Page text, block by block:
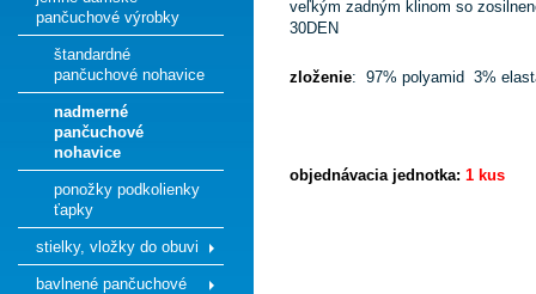
pančuchové výrobky
štandardné
pančuchové nohavice
nadmerné
pančuchové
nohavice
ponožky podkolienky
ťapky
stielky, vložky do obuvi
bavlnené pančuchové
veľkým zadným klinom so
30DEN
zloženie: 97% polyamid 3%
objednávacia jednotka: 1 kus